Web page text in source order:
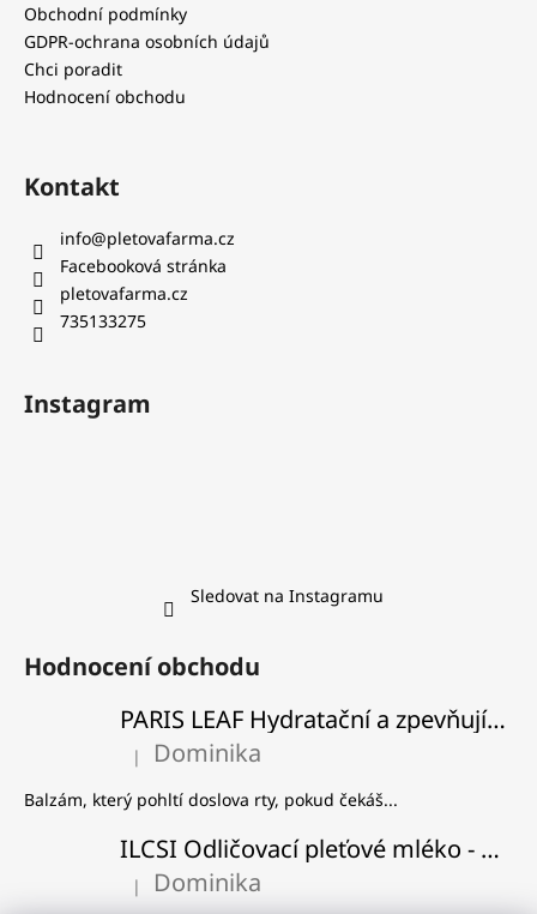
Obchodní podmínky
GDPR-ochrana osobních údajů
Chci poradit
Hodnocení obchodu
Kontakt
info@pletovafarma.cz
Facebooková stránka
pletovafarma.cz
735133275
Instagram
Sledovat na Instagramu
Hodnocení obchodu
PARIS LEAF Hydratační a zpevňující balzám na rty
Hodnocení produktu je 5 z 5 hvězdiček.
| Dominika
Balzám, který pohltí doslova rty, pokud čekáš...
ILCSI Odličovací pleťové mléko - Višeň a švestka
Hodnocení produktu je 5 z 5 hvězdiček.
| Dominika